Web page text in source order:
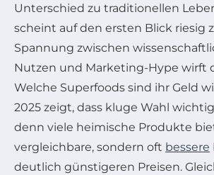
Unterschied zu traditionellen
scheint auf den ersten Blick riesig
Spannung zwischen
Nutzen und Marketing-Hype wirft
Welche Superfoods sind ihr Geld
2025 zeigt, dass kluge Wahl
denn viele heimische Produkte
vergleichbare, sondern oft bessere
deutlich günstigeren Preisen.